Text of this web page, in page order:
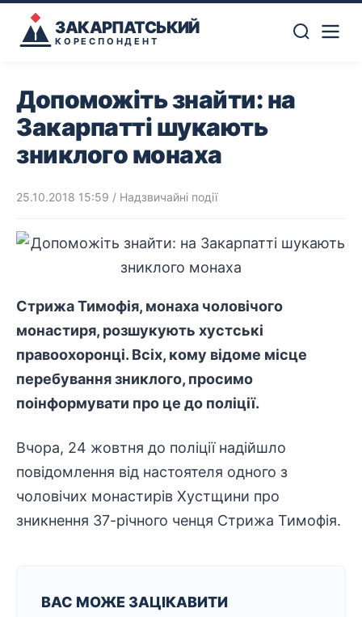
ЗАКАРПАТСЬКИЙ
КОРЕСПОНДЕНТ
Допоможіть знайти: на
Закарпатті шукають
зниклого монаха
25.10.2018 15:59 / Надзвичайні події
Стрижа Тимофія, монаха чоловічого
монастиря, розшукують хустські
правоохоронці. Всіх, кому відоме місце
перебування зниклого, просимо
поінформувати про це до поліції.
Вчора, 24 жовтня до поліції надійшло
повідомлення від настоятеля одного з
чоловічих монастирів Хустщини про
зникнення 37-річного ченця Стрижа Тимофія.
ВАС МОЖЕ ЗАЦІКАВИТИ